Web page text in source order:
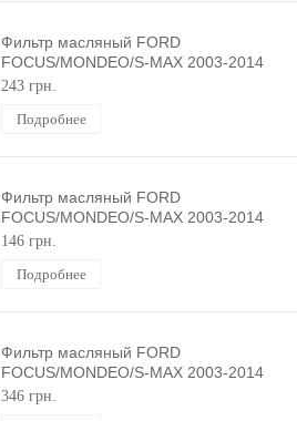
Фильтр масляный FORD
FOCUS/MONDEO/S-MAX 2003-2014
BSG
243 грн.
Подробнее
Фильтр масляный FORD
FOCUS/MONDEO/S-MAX 2003-2014
KRAFT
146 грн.
Подробнее
Фильтр масляный FORD
FOCUS/MONDEO/S-MAX 2003-2014
BOSCH
346 грн.